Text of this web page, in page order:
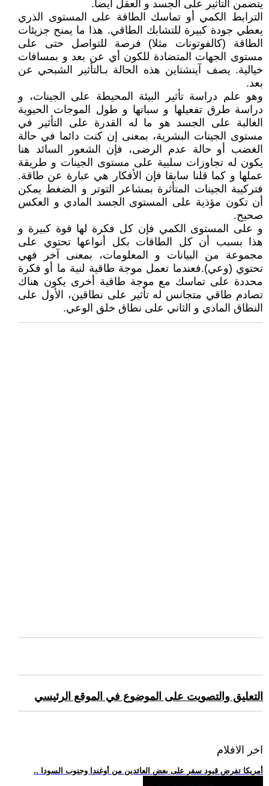
يتضمن التأثير على الجسد و العقل أيضاً.
الترابط الكمي أو تماسك الطاقة على المستوى الذري
يعطي جودة كبيرة للتشابك الطاقي. هذا ما يمنح جزيئات
الطاقة (كالفوتونات مثلا) فرصة للتواصل حتى على
مستوى الجهات المتضادة للكون أي عن بعد و بمسافات
خيالية. يصف آينشتاين هذه الحالة بـالتأثير الشبحي عن
بعد.
وهو علم دراسة تأثير البيئة المحيطة على الجينات، و
دراسة طرق تفعيلها و سباتها و طول الموجات الحيوية
الغالبة على الجسد هو ما له القدرة على التأثير في
مستوى الجينات البشرية، بمعنى إن كنت دائما في حالة
الغضب أو حالة عدم الرضى، فإن الشعور السائد هنا
يكون له تجاوزات سلبية على مستوى الجينات و طريقة
عملها و كما قلنا سابقا فإن الأفكار هي عبارة عن طاقة.
فتركيبة الجينات المتأثرة بمشاعر التوتر و الضغط يمكن
أن تكون مؤذية على المستوى الجسد المادي و العكس
صحيح.
و على المستوى الكمي فإن كل فكرة لها قوة كبيرة و
هذا بسبب أن كل الطاقات بكل أنواعها تحتوي على
مجموعة من البيانات و المعلومات، بمعنى آخر فهي
تحتوي (وعي).فعندما تعمل موجة طاقية لنية ما أو فكرة
محددة على تماسك مع موجة طاقية أخرى يكون هناك
تصادم طاقي متجانس له تأثير على نطاقين، الأول على
النطاق المادي و الثاني على نطاق خلق الوعي.
التعليق والتصويت على الموضوع في الموقع الرئيسي
اخر الافلام
.. أمريكا تفرض قيود سفر على بعض العائدين من أوغندا وجنوب السودا